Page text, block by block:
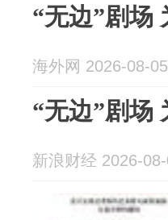
“无边”剧场
海外网 2026-08-05
“无边”剧场
新浪财经 2026-